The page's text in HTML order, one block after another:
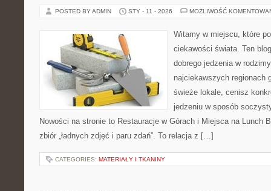
POSTED BY ADMIN STY - 11 - 2026 MOŻLIWOŚĆ
Witamy w miejscu, które
ciekawości świata. Ten
dobrego jedzenia w
najciekawszych regionach
świeże lokale, cenisz
jedzeniu w sposób
Nowości na stronie to Restauracje w Górach i Miejsca na Lunch
zbiór „ładnych zdjęć i paru zdań”. To relacja z […]
CATEGORIES: MATERIAŁY I TKANINY